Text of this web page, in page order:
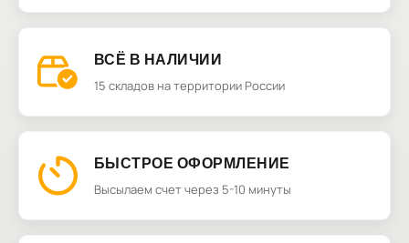
ВСЁ В НАЛИЧИИ
15 складов на территории России
БЫСТРОЕ ОФОРМЛЕНИЕ
Высылаем счет через 5-10 минуты